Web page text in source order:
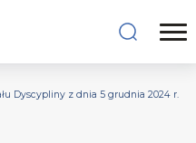
Dyscypliny z dnia 5 grudnia 2024 r.